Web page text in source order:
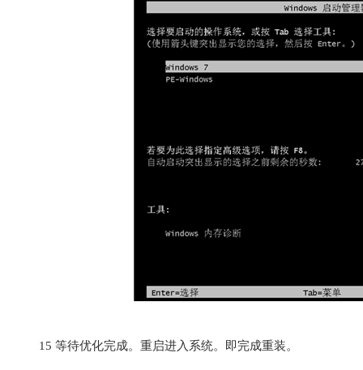
15 等待优化完成。重启进入系统。即完成重装。